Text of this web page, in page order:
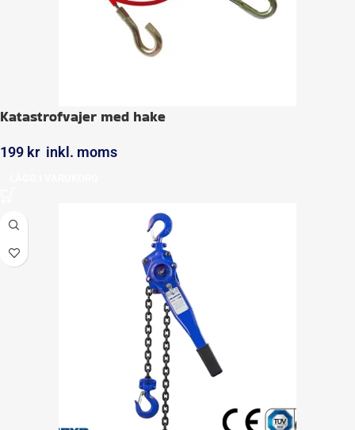
Katastrofvajer med hake
199 kr inkl. moms